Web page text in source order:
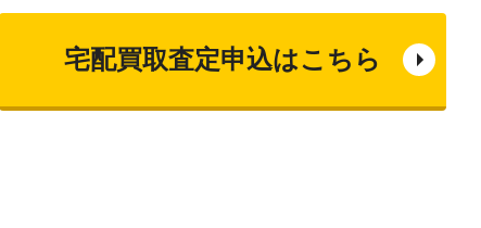
宅配買取査定申込はこちら